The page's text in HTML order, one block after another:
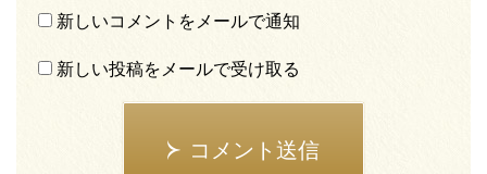
新しいコメントをメールで通知
新しい投稿をメールで受け取る
コメント送信